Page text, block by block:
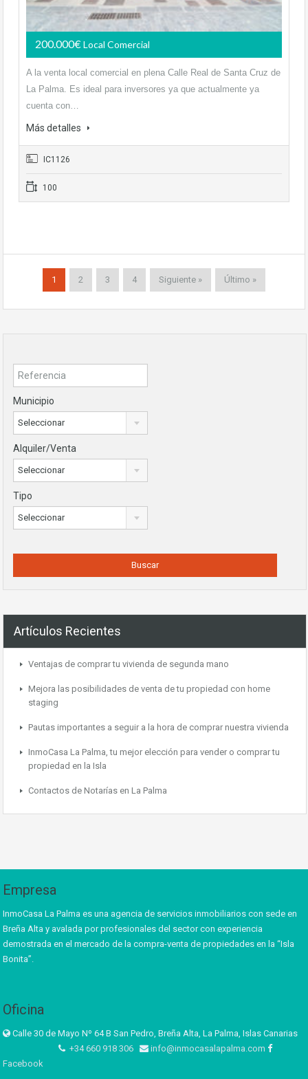
200.000€ Local Comercial
A la venta local comercial en plena Calle Real de Santa Cruz de
La Palma. Es ideal para inversores ya que actualmente ya
cuenta con…
Más detalles
IC1126
100
1 2 3 4 Siguiente » Último »
Municipio
Seleccionar
Alquiler/Venta
Seleccionar
Tipo
Seleccionar
Artículos Recientes
Ventajas de comprar tu vivienda de segunda mano
Mejora las posibilidades de venta de tu propiedad con home
staging
Pautas importantes a seguir a la hora de comprar nuestra vivienda
InmoCasa La Palma, tu mejor elección para vender o comprar tu
propiedad en la Isla
Contactos de Notarías en La Palma
Empresa
InmoCasa La Palma es una agencia de servicios inmobiliarios con sede en
Breña Alta y avalada por profesionales del sector con experiencia
demostrada en el mercado de la compra-venta de propiedades en la “Isla
Bonita”.
Oficina
Calle 30 de Mayo Nº 64 B San Pedro, Breña Alta, La Palma, Islas Canarias
+34 660 918 306
info@inmocasalapalma.com
Facebook